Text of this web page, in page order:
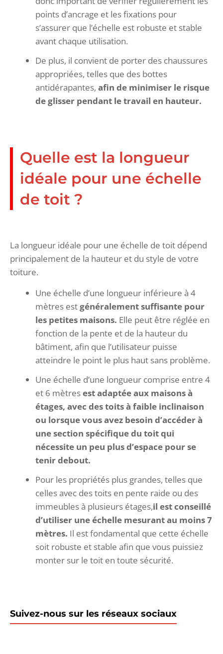
points d’ancrage et les fixations pour
s’assurer que l’échelle est robuste et stable
avant chaque utilisation.
De plus, il convient de porter des chaussures
appropriées, telles que des bottes
antidérapantes, afin de minimiser le risque
de glisser pendant le travail en hauteur.
Quelle est la longueur
idéale pour une échelle
de toit ?
La longueur idéale pour une échelle de toit dépend
principalement de la hauteur et du style de votre
toiture.
Une échelle d’une longueur inférieure à 4
mètres estgénéralement suffisante pour
les petites maisons. Elle peut être réglée en
fonction de la pente et de la hauteur du
bâtiment, afin que l’utilisateur puisse
atteindre le point le plus haut sans problème.
Une échelle d’une longueur comprise entre 4
et 6 mètresest adaptée aux maisons à
étages, avec des toits à faible inclinaison
ou lorsque vous avez besoin d’accéder à
une section spécifique du toit qui
nécessite un peu plus d’espace pour se
tenir debout.
Pour les propriétés plus grandes, telles que
celles avec des toits en pente raide ou des
immeubles à plusieurs étages,il est conseillé
d’utiliser une échelle mesurant au moins 7
mètres. Il est fondamental que cette échelle
soit robuste et stable afin que vous puissiez
monter sur le toit en toute sécurité.
Suivez-nous sur les réseaux sociaux